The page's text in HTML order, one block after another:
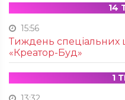
14
15:56
Тиждень спеціальних
«Креатор-Буд»
1